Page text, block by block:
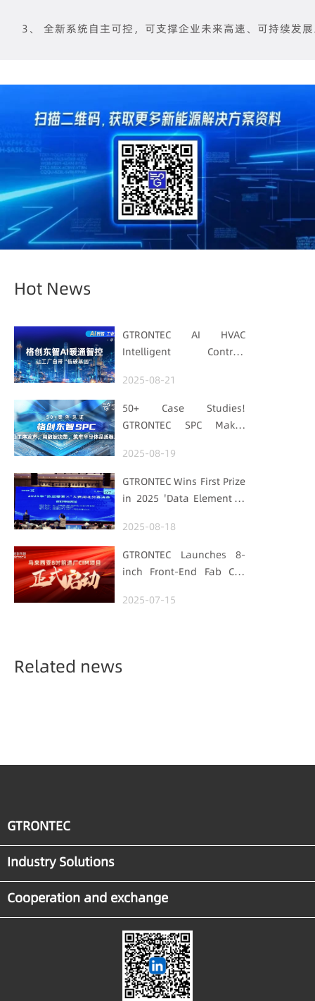
3、 全新系统自主可控，可支撑企业未来高速、可持续发
Hot News
GTRONTEC AI HVAC
Intelligent Control:
with "Low-Carbon DNA"
2025-08-21
50+ Case Studies!
GTRONTEC SPC Makes
Data for Decisions,
Strengthens
Semiconductor Quality
2025-08-19
GTRONTEC Wins First Prize
in 2025 'Data Element ×'
Manufacturing Track
2025-08-18
GTRONTEC Launches 8-
inch Front-End Fab CIM
Empowering Global
2025-07-15
Related news
GTRONTEC
Industry Solutions
Cooperation and exchange